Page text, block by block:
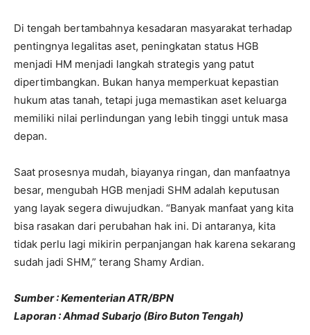
Di tengah bertambahnya kesadaran masyarakat terhadap
pentingnya legalitas aset, peningkatan status HGB
menjadi HM menjadi langkah strategis yang patut
dipertimbangkan. Bukan hanya memperkuat kepastian
hukum atas tanah, tetapi juga memastikan aset keluarga
memiliki nilai perlindungan yang lebih tinggi untuk masa
depan.
Saat prosesnya mudah, biayanya ringan, dan manfaatnya
besar, mengubah HGB menjadi SHM adalah keputusan
yang layak segera diwujudkan. “Banyak manfaat yang kita
bisa rasakan dari perubahan hak ini. Di antaranya, kita
tidak perlu lagi mikirin perpanjangan hak karena sekarang
sudah jadi SHM,” terang Shamy Ardian.
Sumber : Kementerian ATR/BPN
Laporan : Ahmad Subarjo (Biro Buton Tengah)